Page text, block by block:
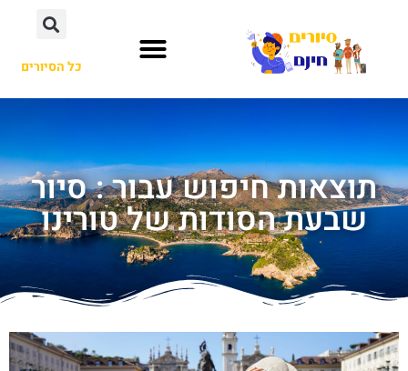
כל הסיורים
תוצאות חיפוש עבור : סיור
שבעת הסודות של טורינו